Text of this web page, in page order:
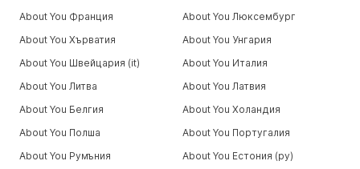
About You Франция
About You Люксембург
About You Хърватия
About You Унгария
About You Швейцария (it)
About You Италия
About You Литва
About You Латвия
About You Белгия
About You Холандия
About You Полша
About You Португалия
About You Румъния
About You Естония (ру)